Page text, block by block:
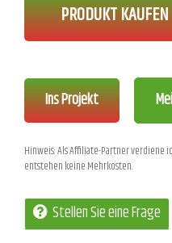
PRODUKT KAUFEN
Ins Projekt
Hinweis: Als Affiliate-Partner verdiene
entstehen keine Mehrkosten.
Stellen Sie eine Frage